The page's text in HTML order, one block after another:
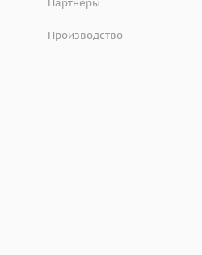
Партнеры
Производство